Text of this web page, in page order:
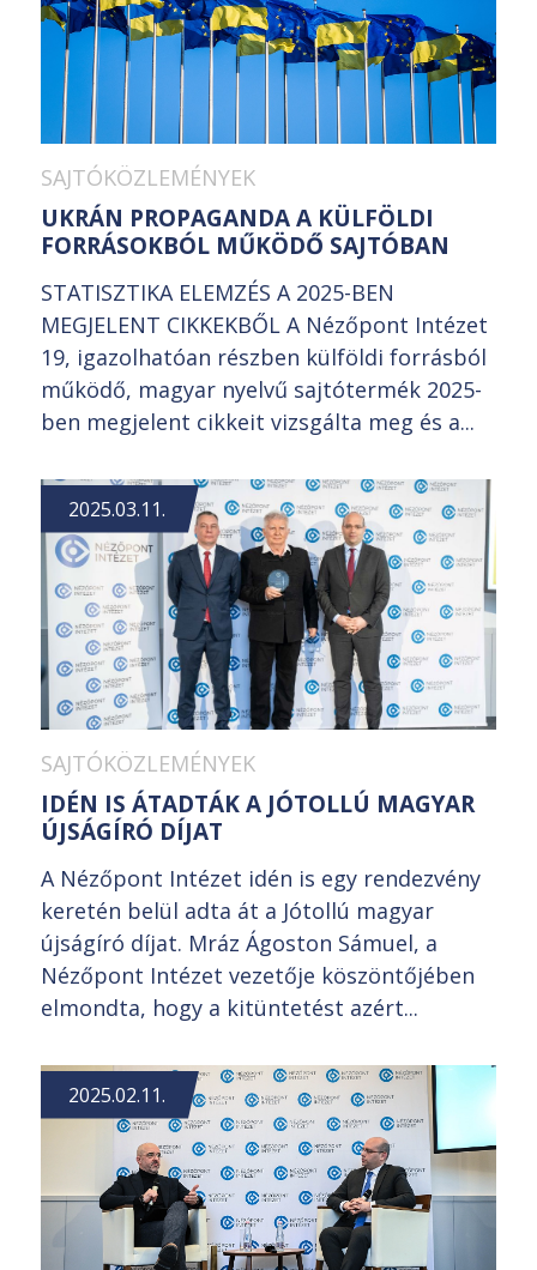
SAJTÓKÖZLEMÉNYEK
UKRÁN PROPAGANDA A KÜLFÖLDI
FORRÁSOKBÓL MŰKÖDŐ SAJTÓBAN
STATISZTIKA ELEMZÉS A 2025-BEN
MEGJELENT CIKKEKBŐL A Nézőpont Intézet
19, igazolhatóan részben külföldi forrásból
működő, magyar nyelvű sajtótermék 2025-
ben megjelent cikkeit vizsgálta meg és a...
2025.03.11.
SAJTÓKÖZLEMÉNYEK
IDÉN IS ÁTADTÁK A JÓTOLLÚ MAGYAR
ÚJSÁGÍRÓ DÍJAT
A Nézőpont Intézet idén is egy rendezvény
keretén belül adta át a Jótollú magyar
újságíró díjat. Mráz Ágoston Sámuel, a
Nézőpont Intézet vezetője köszöntőjében
elmondta, hogy a kitüntetést azért...
2025.02.11.